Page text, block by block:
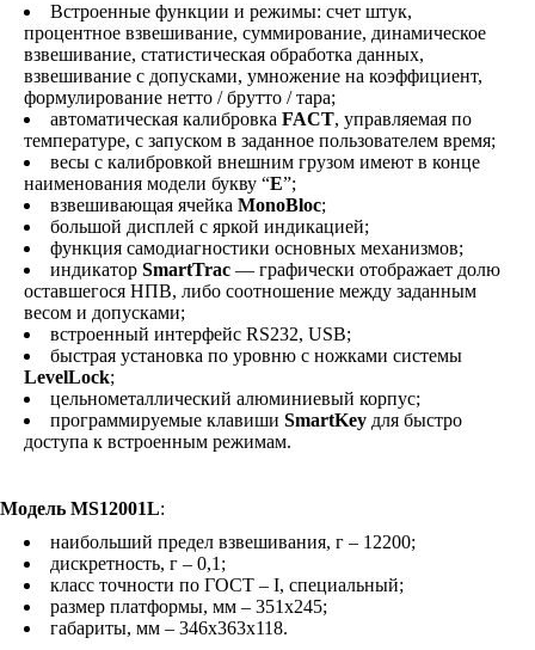
Встроенные функции и режимы: счет штук,
процентное взвешивание, суммирование, динамическое
взвешивание, статистическая обработка данных,
взвешивание с допусками, умножение на коэффициент,
формулирование нетто / брутто / тара;
автоматическая калибровка FACT, управляемая по
температуре, с запуском в заданное пользователем время;
весы с калибровкой внешним грузом имеют в конце
наименования модели букву “E”;
взвешивающая ячейка MonoBloc;
большой дисплей с яркой индикацией;
функция самодиагностики основных механизмов;
индикатор SmartTrac — графически отображает долю
оставшегося НПВ, либо соотношение между заданным
весом и допусками;
встроенный интерфейс RS232, USB;
быстрая установка по уровню с ножками системы
LevelLock;
цельнометаллический алюминиевый корпус;
программируемые клавиши SmartKey для быстро
доступа к встроенным режимам.
Модель MS12001L:
наибольший предел взвешивания, г – 12200;
дискретность, г – 0,1;
класс точности по ГОСТ – I, специальный;
размер платформы, мм – 351x245;
габариты, мм – 346x363x118.